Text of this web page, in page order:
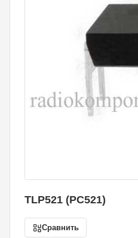
TLP521 (PC521)
Сравнить